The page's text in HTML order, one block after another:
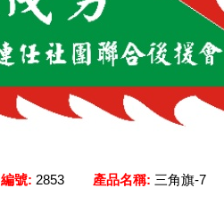
編號: 2853 產品名稱: 三角旗